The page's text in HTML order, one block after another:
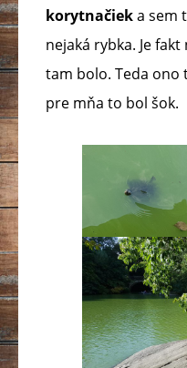
korytnačieka sem
nejaká rybka. Je
tam bolo. Teda ono
pre mňa to bol šok.